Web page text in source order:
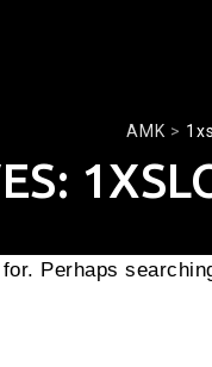
AMK >
Perhaps